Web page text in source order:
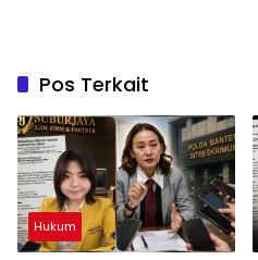
Pos Terkait
Hukum